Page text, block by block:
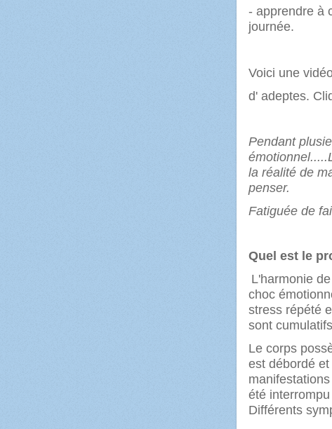
- apprendre à
journée.
Voici une
d' adeptes.
Pendant
émotionnel.....
la réalité de
penser.
Fatiguée de
Quel est le
L'harmonie
choc
stress répété
sont
Le corps
est débordé
été
Différents